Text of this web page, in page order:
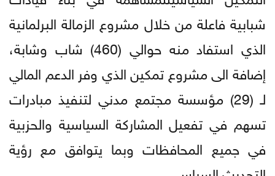
شبابية فاعلة من خلال مشروع الزمالة البرلمانية
الذي استفاد منه حوالي (460) شاب وشابة،
إضافة الى مشروع تمكين الذي وفر الدعم المالي
لـ (29) مؤسسة مجتمع مدني لتنفيذ مبادرات
تسهم في تفعيل المشاركة السياسية والحزبية
في جميع المحافظات وبما يتوافق مع رؤية